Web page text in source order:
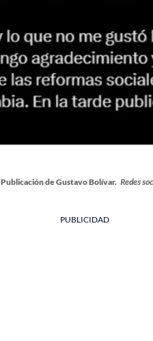
Publicación de Gustavo Bolívar. Redes
PUBLICIDAD